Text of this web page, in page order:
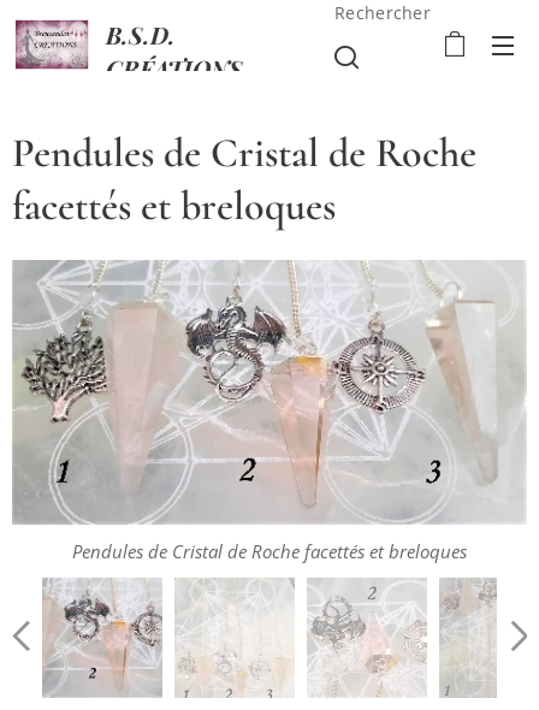
B.S.D.
CRÉATIONS
Rechercher
Pendules de Cristal de Roche
facettés et breloques
Pendules de Cristal de Roche facettés et breloques
Pendules de Cristal de Roche facettés et breloques